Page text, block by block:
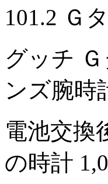
101.2 Ｇ
グッチ
ンズ腕時
電池交換
の時計